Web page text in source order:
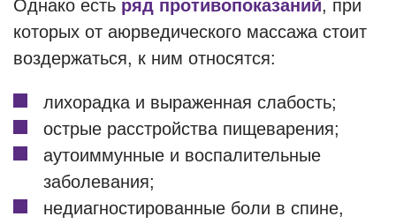
Однако есть ряд противопоказаний, при
которых от аюрведического массажа стоит
воздержаться, к ним относятся:
лихорадка и выраженная слабость;
острые расстройства пищеварения;
аутоиммунные и воспалительные
заболевания;
недиагностированные боли в спине,